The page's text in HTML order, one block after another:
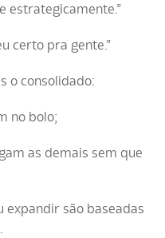
estrategicamente.”
certo pra gente.”
o consolidado:
no bolo;
as demais sem que
expandir são baseadas